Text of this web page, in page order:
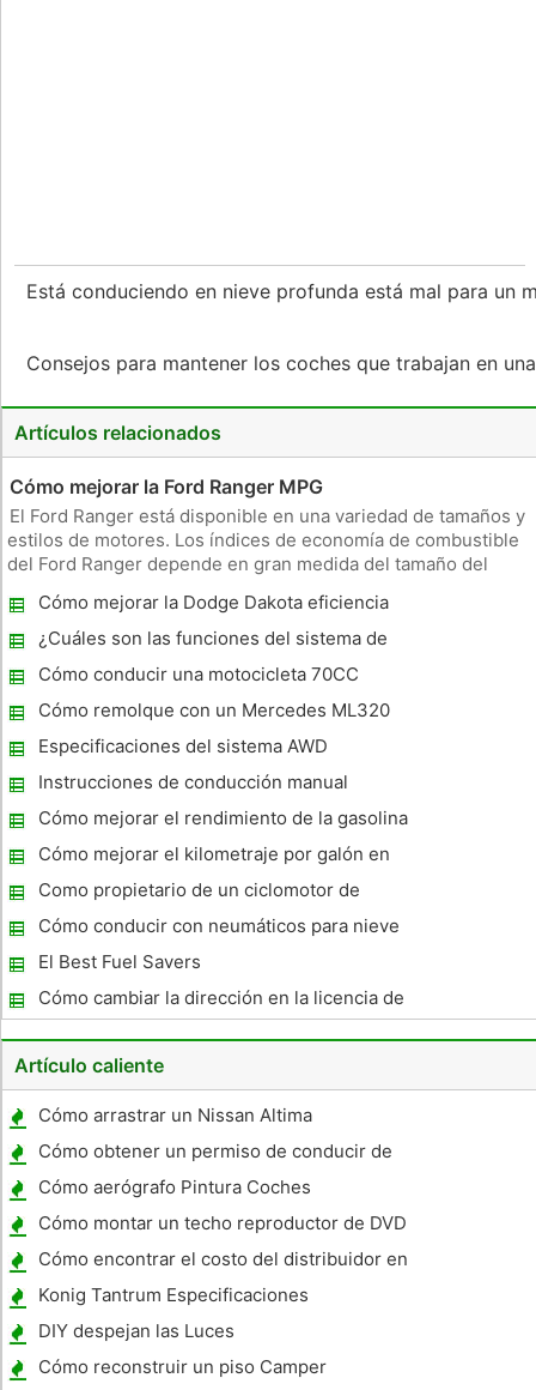
Está conduciendo en nieve profunda está mal para un
Consejos para mantener los coches que trabajan en
Artículos relacionados
Cómo mejorar la Ford Ranger MPG
El Ford Ranger está disponible en una variedad de tamaños y
estilos de motores. Los índices de economía de combustible
del Ford Ranger depende en gran medida del tamaño del
equipados, tales como 4x4 o 4x2 estilos. Mientras que el
gobierno publica
Cómo mejorar la Dodge Dakota eficiencia
de combustible
¿Cuáles son las funciones del sistema de
frenos?
Cómo conducir una motocicleta 70CC
Cómo remolque con un Mercedes ML320
Especificaciones del sistema AWD
Instrucciones de conducción manual
Cómo mejorar el rendimiento de la gasolina
en 2002 Dakota
Cómo mejorar el kilometraje por galón en
un Duramax
Como propietario de un ciclomotor de
forma responsable en Michigan
Cómo conducir con neumáticos para nieve
con clavos
El Best Fuel Savers
Cómo cambiar la dirección en la licencia de
conducir en el Estado de Colorado
Artículo caliente
Cómo arrastrar un Nissan Altima
Cómo obtener un permiso de conducir de
Texas
Cómo aerógrafo Pintura Coches
Cómo montar un techo reproductor de DVD
para un vehículo
Cómo encontrar el costo del distribuidor en
un coche nuevo
Konig Tantrum Especificaciones
DIY despejan las Luces
Cómo reconstruir un piso Camper